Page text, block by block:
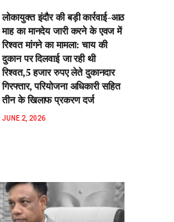
लोकायुक्त इंदौर की बड़ी कार्रवाई-आठ
माह का मानदेय जारी करने के एवज में
रिश्वत मांगने का मामला: चाय की
दुकान पर दिलवाई जा रही थी
रिश्वत,5 हजार रुपए लेते दुकानदार
गिरफ्तार, परियोजना अधिकारी सहित
तीन के खिलाफ प्रकरण दर्ज
JUNE 2, 2026